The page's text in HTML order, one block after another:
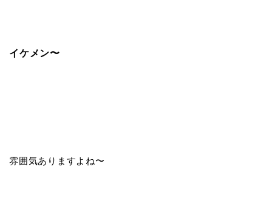
イケメン〜
雰囲気ありますよね〜